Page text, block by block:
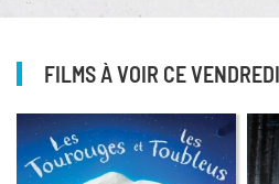
FILMS À VOIR CE VENDREDI